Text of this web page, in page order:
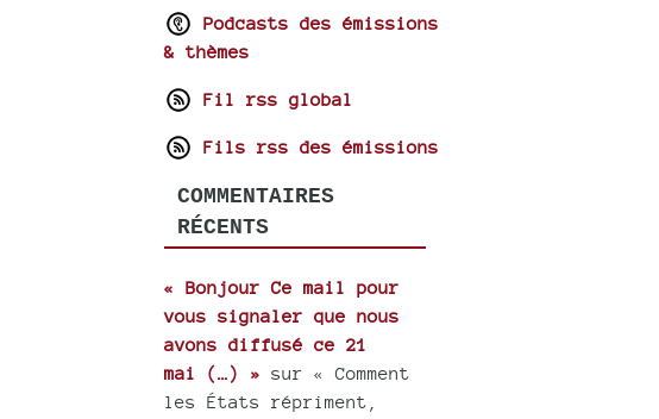
Podcasts des émissions
& thèmes
Fil rss global
Fils rss des émissions
COMMENTAIRES
RÉCENTS
« Bonjour Ce mail pour
vous signaler que nous
avons diffusé ce 21
mai (…) » sur « Comment
les États répriment,